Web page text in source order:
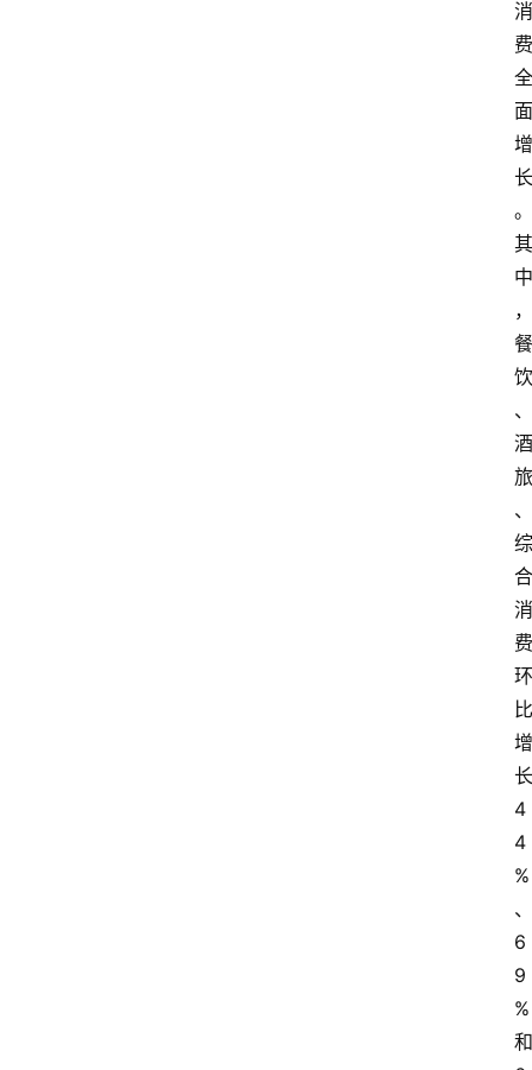
消
费
全
面
增
长
。
其
中
，
餐
饮
、
酒
旅
、
综
合
消
费
环
比
增
长
4
4
%
、
6
9
%
和